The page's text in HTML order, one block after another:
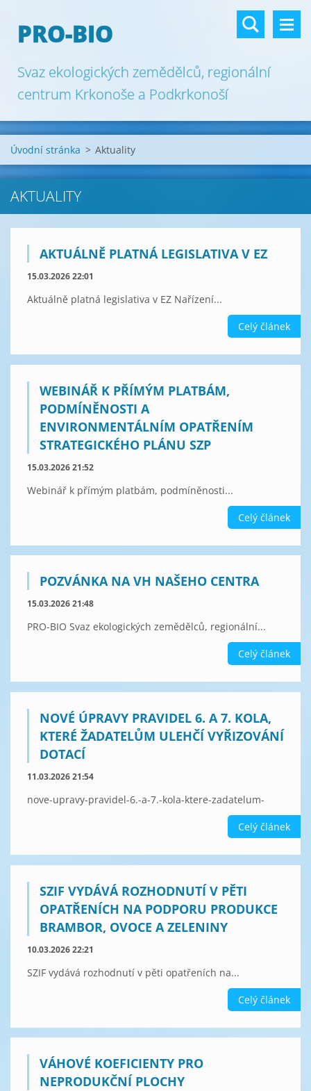
PRO-BIO
Svaz ekologických zemědělců, regionální
centrum Krkonoše a Podkrkonoší
Úvodní stránka > Aktuality
AKTUALITY
AKTUÁLNĚ PLATNÁ LEGISLATIVA V EZ
15.03.2026 22:01
Aktuálně platná legislativa v EZ Nařízení...
Celý článek
WEBINÁŘ K PŘÍMÝM PLATBÁM,
PODMÍNĚNOSTI A
ENVIRONMENTÁLNÍM OPATŘENÍM
STRATEGICKÉHO PLÁNU SZP
15.03.2026 21:52
Webinář k přímým platbám, podmíněnosti...
Celý článek
POZVÁNKA NA VH NAŠEHO CENTRA
15.03.2026 21:48
PRO-BIO Svaz ekologických zemědělců, regionální...
Celý článek
NOVÉ ÚPRAVY PRAVIDEL 6. A 7. KOLA,
KTERÉ ŽADATELŮM ULEHČÍ VYŘIZOVÁNÍ
DOTACÍ
11.03.2026 21:54
nove-upravy-pravidel-6.-a-7.-kola-ktere-zadatelum-
Celý článek
SZIF VYDÁVÁ ROZHODNUTÍ V PĚTI
OPATŘENÍCH NA PODPORU PRODUKCE
BRAMBOR, OVOCE A ZELENINY
10.03.2026 22:21
SZIF vydává rozhodnutí v pěti opatřeních na...
Celý článek
VÁHOVÉ KOEFICIENTY PRO
NEPRODUKČNÍ PLOCHY